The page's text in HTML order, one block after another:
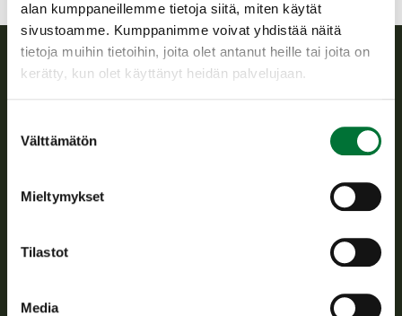
alan kumppaneillemme tietoja siitä, miten käytät
sivustoamme. Kumppanimme voivat yhdistää näitä
tietoja muihin tietoihin, joita olet antanut heille tai joita on
kerätty, kun olet käyttänyt heidän palvelujaan.
valinta
Välttämätön
Mieltymykset
Tilastot
Media
Suomen riistakeskus
Suomen riistakeskus edistää kestävää riistataloutta, tukee
riistanhoitoyhdistysten toimintaa ja huolehtii riistapolitiikan
hallintotehtävistä.